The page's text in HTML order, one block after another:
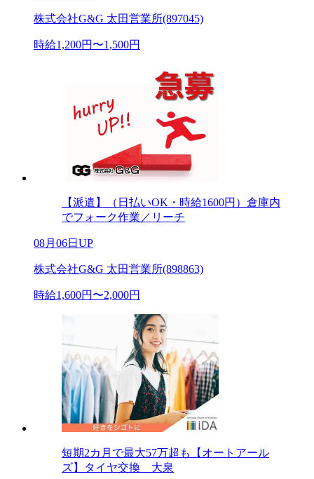
株式会社G&G 太田営業所(897045)
時給1,200円〜1,500円
【派遣】（日払いOK・時給1600円）倉庫内
でフォーク作業／リーチ
08月06日UP
株式会社G&G 太田営業所(898863)
時給1,600円〜2,000円
短期2カ月で最大57万超も【オートアール
ズ】タイヤ交換 大泉